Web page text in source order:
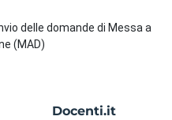
delle domande di Messa a
(MAD)
Docenti.it